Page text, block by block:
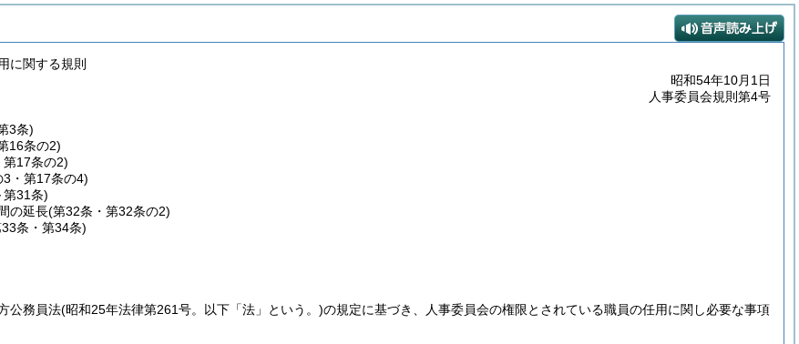
に関する規則
昭和54年10月1日
人事委員会規則第4号
3条)
16条の2)
17条の2)
・第17条の4)
第31条)
の延長(第32条・第32条の2)
条・第34条)
公務員法(昭和25年法律第261号。以下「法」という。)の規定に基づき、人事委員会の権限とされている職員の任用に関し必要な事項